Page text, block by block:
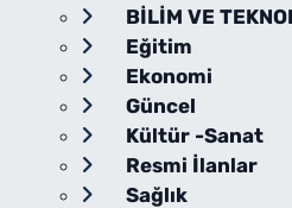
BİLİM VE
Eğitim
Ekonomi
Güncel
Kültür -Sanat
Resmi İlanlar
Sağlık